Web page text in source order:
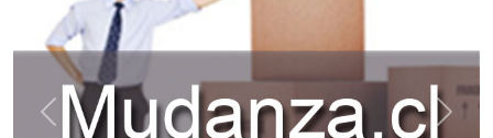
Previous Next